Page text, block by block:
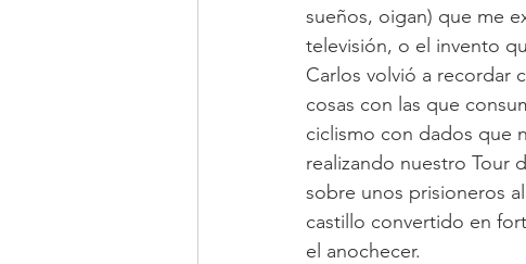
sueños, oigan) que me
televisión, o el invento
Carlos volvió a recordar
cosas con las que
ciclismo con dados que
realizando nuestro Tour
sobre unos prisioneros
castillo convertido en
el anochecer.